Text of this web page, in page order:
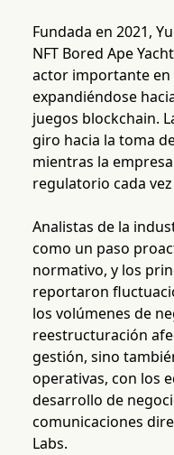
Fundada en 2021,
NFT Bored Ape
actor importante en
expandiéndose
juegos blockchain.
giro hacia la toma
mientras la
regulatorio cada
Analistas de la
como un paso
normativo, y los
reportaron
los volúmenes de
reestructuración
gestión, sino
operativas, con los
desarrollo de
comunicaciones
Labs.